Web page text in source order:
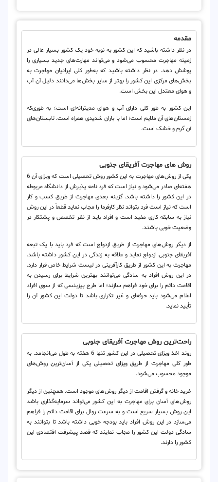
مقدمه
در نظر داشته باشید که این کشور به نوبه خود یک کشور بسیار عالی در
زمینه مهاجرت محسوب می‌شود و می‌تواند مهارت‌های جدید بسیاری را
پوشش دهد. در نظر داشته باشید که به‌طور کلی ایرانیان مهاجرت به
بخش‌های مرکزی این کشور را بهتر از سایر بخش‌ها می‌دانند دلیل آن آب
و هوای معتدل این بخش است.
این کشور به طور کلی دارای آب و هوای مدیترانه‌ای است؛ به طوری‌که
زمستان‌های آن ملایم است؛ اما با باران شدیدی همراه است. تابستان‌های
آن گرم و خشک است.
روش‌ های مهاجرت آفریقای جنوبی
یکی از روش‌های مهاجرت به این کشور روش تحصیلی است که ویزای آن 6
هفته‌ای صادر می‌شود و نیاز است که فرد نامه پذیرش از دانشگاه مربوطه
در این کشور را داشته باشد. گزینه بعدی مهاجرت از طریق کسب و کار
است که نیاز است فرد بتواند نظر کارفرما را مجاب نماید قطعاً در این روش
نیاز به سابقه کاری مفید است و افراد باید از نظر تخصص و پشتکار در
وضعیت خوبی باشند.
از دیگر روش‌های مهاجرت از طریق ازدواج است که فرد باید با یک تبعه
آفریقای جنوبی ازدواج نماید و علاقه به زندگی در این کشور داشته باشد.
مهاجرت به این کشور از طریق کارآفرینی در لیست شرایط خاص قرار دارد.
در این روش افراد به سادگی می‌توانند بهترین شرایط برای رسیدن به
اقامت دائم را برای خود فراهم سازند؛ اما طرح بیزینسی که از سوی افراد
اعلام می‌شود باید حرفه‌ای و غیر تکراری باشد تا دولت این کشور آن را
تأیید نماید.
راحت‌ترین روش مهاجرت آفریقای جنوبی
روند اخذ ویزای تحصیلی در این کشور تنها 6 هفته به طول می‌انجامد. به
طور کلی مهاجرت از طریق ویزای تحصیلی یکی از آسان‌ترین روش‌های
موجود محسوب می‌شود.
خرید خانه و گرفتن اقامت از دیگر روش‌های موجود است. همچنین از دیگر
روش‌های آسان برای مهاجرت به این کشور می‌تواند سرمایه‌گذاری باشد
این روش بسیار سریع است و به سرعت روال برای اقامت دائم را فراهم
می‌سازد در این روش افراد باید بودجه خوبی داشته باشد تا بتوانند به
سادگی دولت این کشور را مجاب نمایند که قصد پیشرفت اقتصادی این
کشور را دارند.